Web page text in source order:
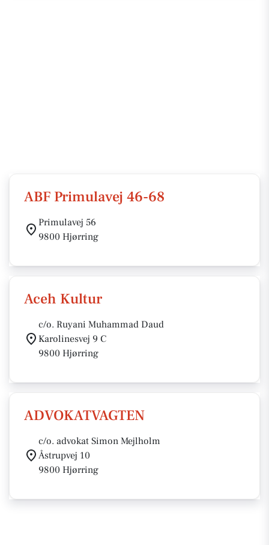
ABF Primulavej 46-68
Primulavej 56
9800 Hjørring
Aceh Kultur
c/o. Ruyani Muhammad Daud
Karolinesvej 9 C
9800 Hjørring
ADVOKATVAGTEN
c/o. advokat Simon Mejlholm
Åstrupvej 10
9800 Hjørring